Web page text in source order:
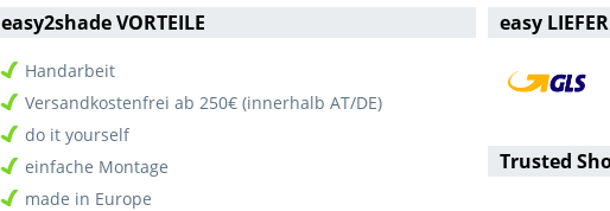
easy2shade VORTEILE
Handarbeit
Versandkostenfrei ab 250€ (innerhalb AT/DE)
do it yourself
einfache Montage
made in Europe
easy
Trusted